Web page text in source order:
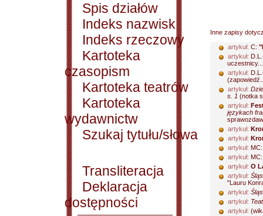
Spis działów
Indeks nazwisk
Indeks rzeczowy
Kartoteka
czasopism
Kartoteka teatrów
Kartoteka
wydawnictw
Szukaj tytułu/słowa
Transliteracja
Deklaracja
dostępności
Inne zapisy
artykuł: C:
artykuł:
artykuł:
artykuł:
s. 1 (notka
artykuł:
językach
artykuł:
artykuł:
artykuł:
artykuł:
artykuł: O
artykuł:
"Lauru
artykuł:
artykuł:
artykuł: